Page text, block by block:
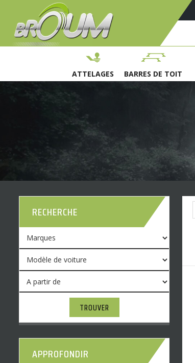
ATTELAGES BARRES DE TOIT
RECHERCHE
TROUVER
APPROFONDIR